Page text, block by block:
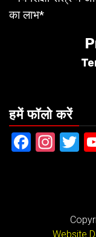
का लाभ*
हमें फॉलो करें
Website